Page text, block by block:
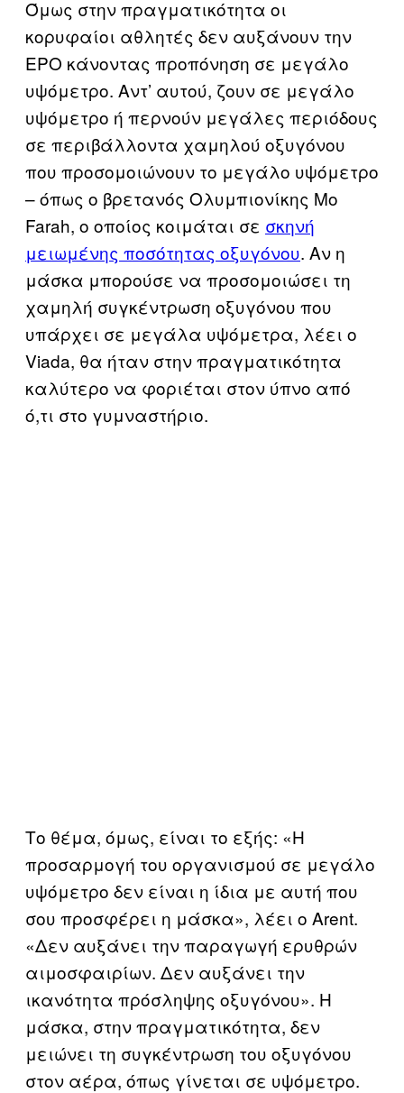
Όμως στην πραγματικότητα οι
κορυφαίοι αθλητές δεν αυξάνουν την
ΕΡΟ κάνοντας προπόνηση σε μεγάλο
υψόμετρο. Αντ’ αυτού, ζουν σε μεγάλο
υψόμετρο ή περνούν μεγάλες περιόδους
σε περιβάλλοντα χαμηλού οξυγόνου
που προσομοιώνουν το μεγάλο υψόμετρο
– όπως ο βρετανός Ολυμπιονίκης Mo
Farah, ο οποίος κοιμάται σε σκηνή
μειωμένης ποσότητας οξυγόνου. Αν η
μάσκα μπορούσε να προσομοιώσει τη
χαμηλή συγκέντρωση οξυγόνου που
υπάρχει σε μεγάλα υψόμετρα, λέει ο
Viada, θα ήταν στην πραγματικότητα
καλύτερο να φοριέται στον ύπνο από
ό,τι στο γυμναστήριο.
Το θέμα, όμως, είναι το εξής: «Η
προσαρμογή του οργανισμού σε μεγάλο
υψόμετρο δεν είναι η ίδια με αυτή που
σου προσφέρει η μάσκα», λέει ο Arent.
«Δεν αυξάνει την παραγωγή ερυθρών
αιμοσφαιρίων. Δεν αυξάνει την
ικανότητα πρόσληψης οξυγόνου». Η
μάσκα, στην πραγματικότητα, δεν
μειώνει τη συγκέντρωση του οξυγόνου
στον αέρα, όπως γίνεται σε υψόμετρο.